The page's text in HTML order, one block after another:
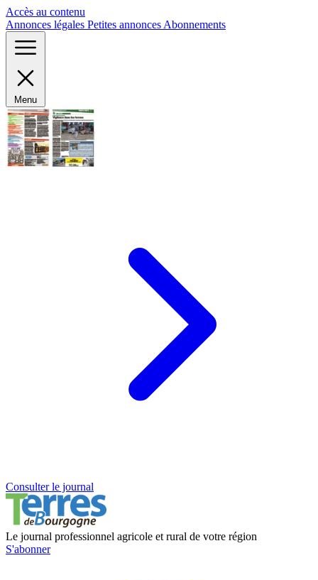
Accès au contenu
Annonces légales Petites annonces Abonnements
Menu
Consulter le journal
Le journal professionnel agricole et rural de votre région
S'abonner
Panneau de gestion des cookies